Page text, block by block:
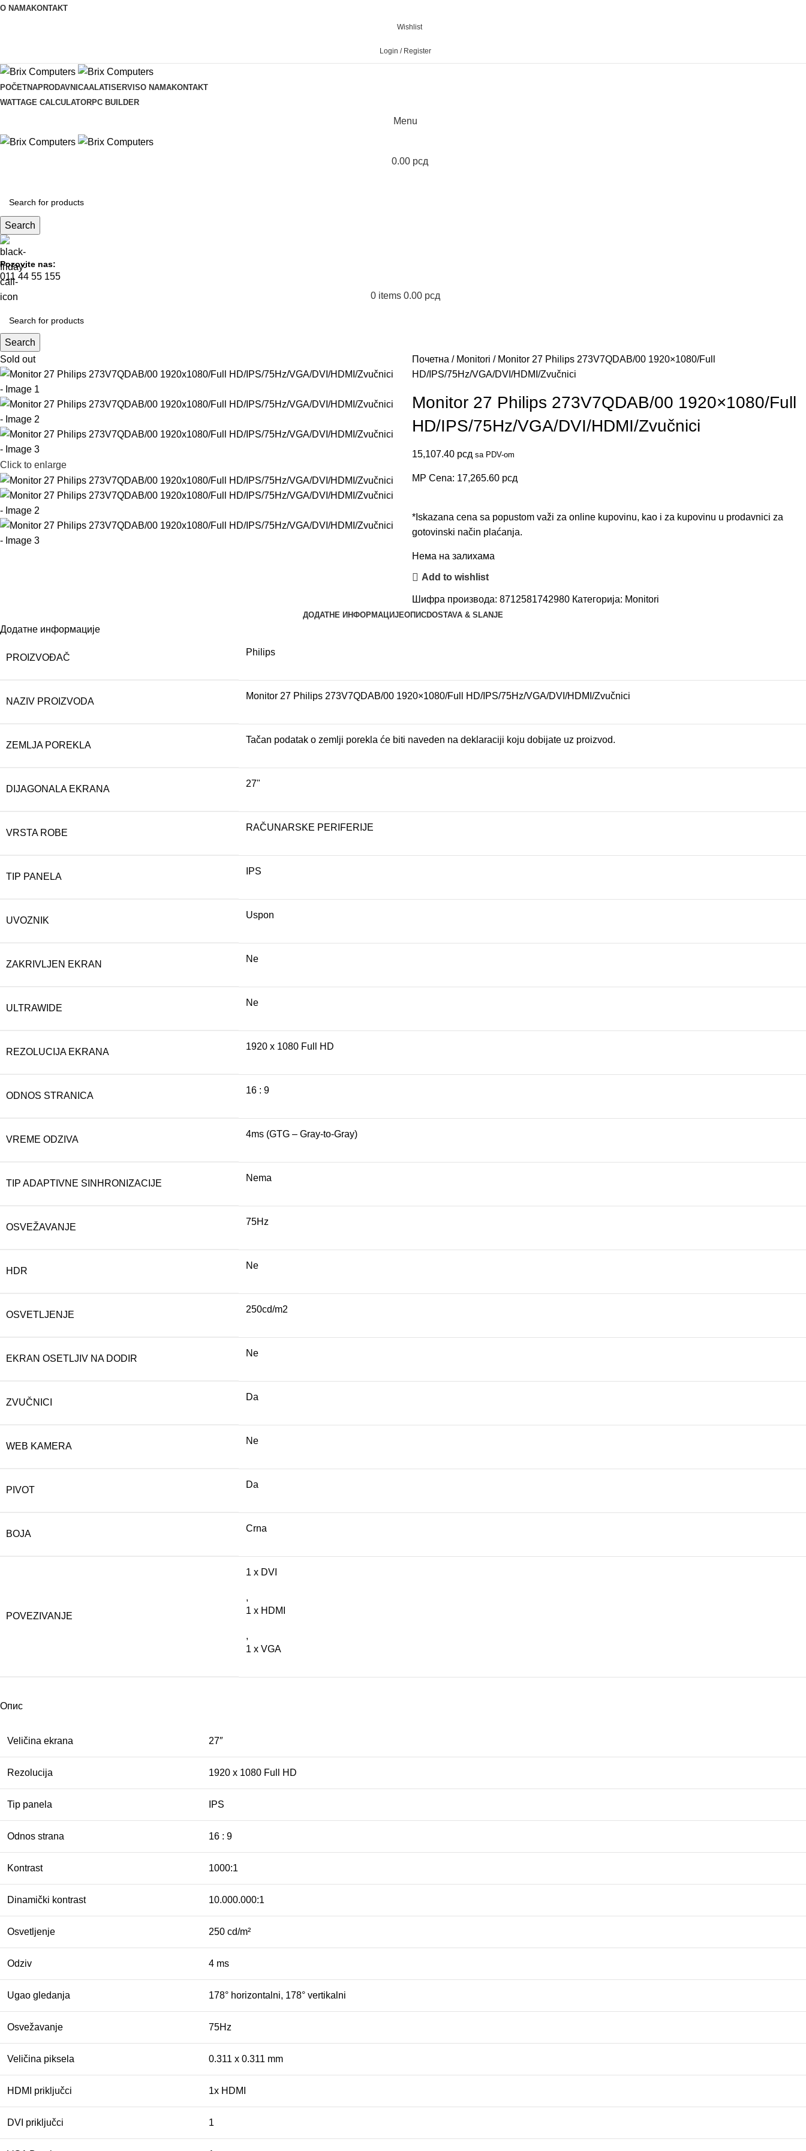
O NAMAKONTAKT
Wishlist
Login / Register
POČETNAPRODAVNICAALATI SERVISO NAMAKONTAKT
WATTAGE CALCULATORPC BUILDER
Menu
0.00 рсд
Search
Pozovite nas:
011 44 55 155
0 items 0.00 рсд
Search
Sold out
Click to enlarge
Почетна Monitori
Monitor 27 Philips 273V7QDAB/00 1920×1080/Full
HD/IPS/75Hz/VGA/DVI/HDMI/Zvučnici
Monitor 27 Philips 273V7QDAB/00 1920×1080/Full
HD/IPS/75Hz/VGA/DVI/HDMI/Zvučnici
15,107.40 рсд sa PDV-om
MP Cena: 17,265.60 рсд
*Iskazana cena sa popustom važi za online kupovinu, kao i za kupovinu u prodavnici za
gotovinski način plaćanja.
Нема на залихама
Add to wishlist
Шифра производа: 8712581742980 Категорија: Monitori
ДОДАТНЕ ИНФОРМАЦИЈЕОПИСDOSTAVA & SLANJE
Додатне информације
PROIZVOĐAČ
Philips
NAZIV PROIZVODA
Monitor 27 Philips 273V7QDAB/00 1920×1080/Full HD/IPS/75Hz/VGA/DVI/HDMI/Zvučnici
ZEMLJA POREKLA
Tačan podatak o zemlji porekla će biti naveden na deklaraciji koju dobijate uz proizvod.
DIJAGONALA EKRANA
27"
VRSTA ROBE
RAČUNARSKE PERIFERIJE
TIP PANELA
IPS
UVOZNIK
Uspon
ZAKRIVLJEN EKRAN
Ne
ULTRAWIDE
Ne
REZOLUCIJA EKRANA
1920 x 1080 Full HD
ODNOS STRANICA
16 : 9
VREME ODZIVA
4ms (GTG – Gray-to-Gray)
TIP ADAPTIVNE SINHRONIZACIJE
Nema
OSVEŽAVANJE
75Hz
HDR
Ne
OSVETLJENJE
250cd/m2
EKRAN OSETLJIV NA DODIR
Ne
ZVUČNICI
Da
WEB KAMERA
Ne
PIVOT
Da
BOJA
Crna
POVEZIVANJE
1 x DVI
,
1 x HDMI
,
1 x VGA
Опис
Veličina ekrana 27″
Rezolucija 1920 x 1080 Full HD
Tip panela IPS
Odnos strana 16 : 9
Kontrast 1000:1
Dinamički kontrast 10.000.000:1
Osvetljenje 250 cd/m²
Odziv 4 ms
Ugao gledanja 178° horizontalni, 178° vertikalni
Osvežavanje 75Hz
Veličina piksela 0.311 x 0.311 mm
HDMI priključci 1x HDMI
DVI priključci 1